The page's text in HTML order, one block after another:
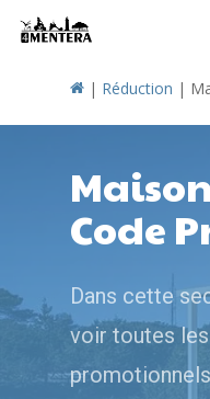
| Réduction |
Code
Dans cette
voir toutes